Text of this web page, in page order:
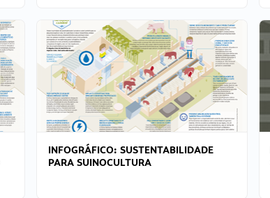
INFOGRÁFICO: SUSTENTABILIDADE
PARA SUINOCULTURA